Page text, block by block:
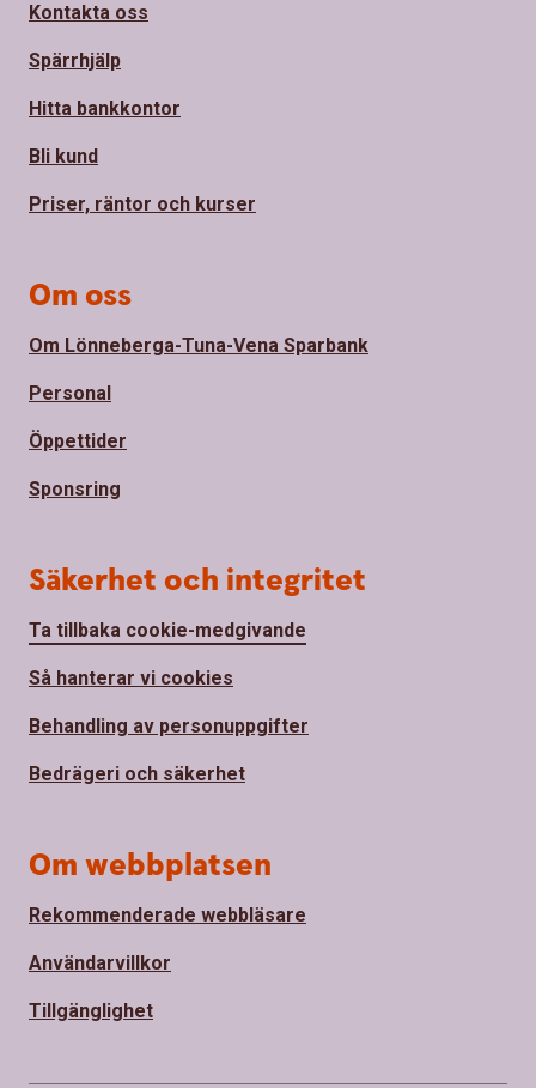
Kontakta oss
Spärrhjälp
Hitta bankkontor
Bli kund
Priser, räntor och kurser
Om oss
Om Lönneberga-Tuna-Vena Sparbank
Personal
Öppettider
Sponsring
Säkerhet och integritet
Ta tillbaka cookie-medgivande
Så hanterar vi cookies
Behandling av personuppgifter
Bedrägeri och säkerhet
Om webbplatsen
Rekommenderade webbläsare
Användarvillkor
Tillgänglighet